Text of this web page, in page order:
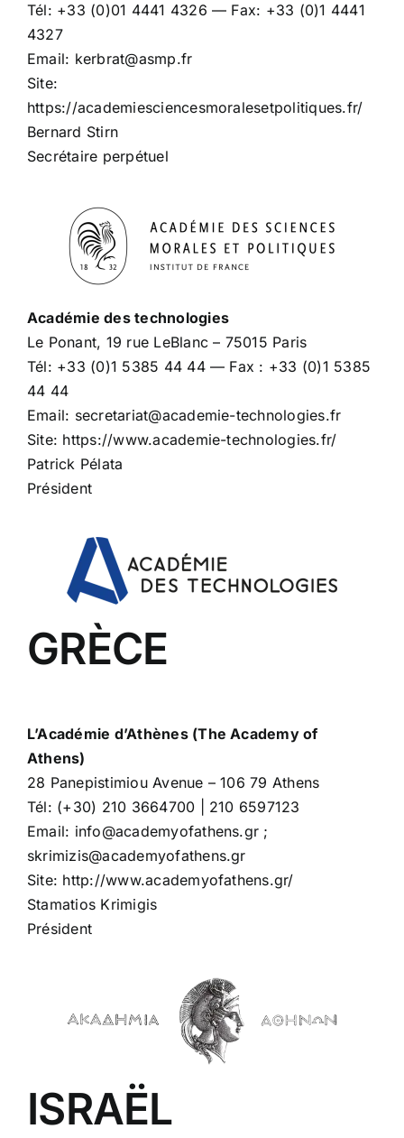
Tél: +33 (0)01 4441 4326 — Fax: +33 (0)1 4441
4327
Email: kerbrat@asmp.fr
Site:
https://academiesciencesmoralesetpolitiques.fr/
Bernard Stirn
Secrétaire perpétuel
Académie des technologies
Le Ponant, 19 rue LeBlanc – 75015 Paris
Tél: +33 (0)1 5385 44 44 — Fax : +33 (0)1 5385
44 44
Email: secretariat@academie-technologies.fr
Site: https://www.academie-technologies.fr/
Patrick Pélata
Président
GRÈCE
L’Académie d’Athènes (The Academy of
Athens)
28 Panepistimiou Avenue – 106 79 Athens
Tél: (+30) 210 3664700 | 210 6597123
Email: info@academyofathens.gr ;
skrimizis@academyofathens.gr
Site: http://www.academyofathens.gr/
Stamatios Krimigis
Président
ISRAËL